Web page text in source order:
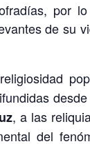
por
de su
, a las
del